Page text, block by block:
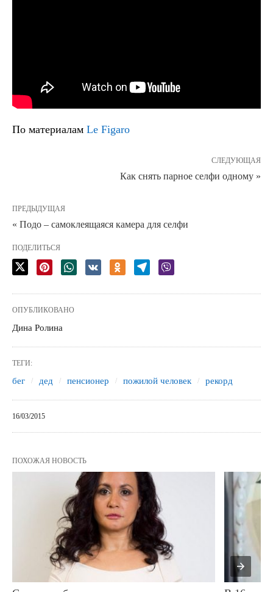
По материалам Le Figaro
СЛЕДУЮЩАЯ
Как снять парное селфи одному »
ПРЕДЫДУЩАЯ
« Подо – самоклеящаяся камера для селфи
ПОДЕЛИТЬСЯ
ОПУБЛИКОВАНО
Дина Ролина
ТЕГИ:
бег дед пенсионер пожилой человек рекорд
16/03/2015
ПОХОЖАЯ НОВОСТЬ